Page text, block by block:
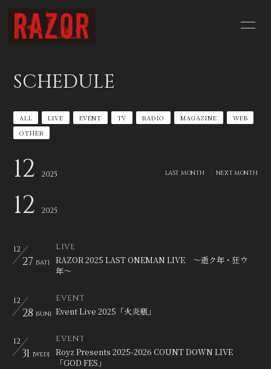
SCHEDULE
DISCOGRAPHY
YouTube
CONTACT
会員登録
SCHEDULE
ALL LIVE EVENT TV RADIO MAGAZINE
WEB
OTHER
12 2025 LAST MONTH NEXT MONTH
12 2025
12
27 [SAT]
LIVE
RAZOR 2025 LAST ONEMAN LIVE 〜逝ク年・狂ウ
年〜
12
28 [SUN]
EVENT
Event Live 2025「火炎瓶」
12
31 [WED]
EVENT
Royz Presents 2025-2026 COUNT DOWN LIVE
「GOD FES」